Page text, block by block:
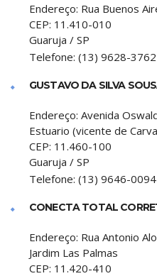
Endereço: Rua Buenos
CEP: 11.410-010
Guaruja / SP
Telefone: (13) 9628-
GUSTAVO DA SILVA
Endereço: Avenida
Estuario (vicente de
CEP: 11.460-100
Guaruja / SP
Telefone: (13) 9646-0094
CONECTA TOTAL
Endereço: Rua Antonio
Jardim Las Palmas
CEP: 11.420-410